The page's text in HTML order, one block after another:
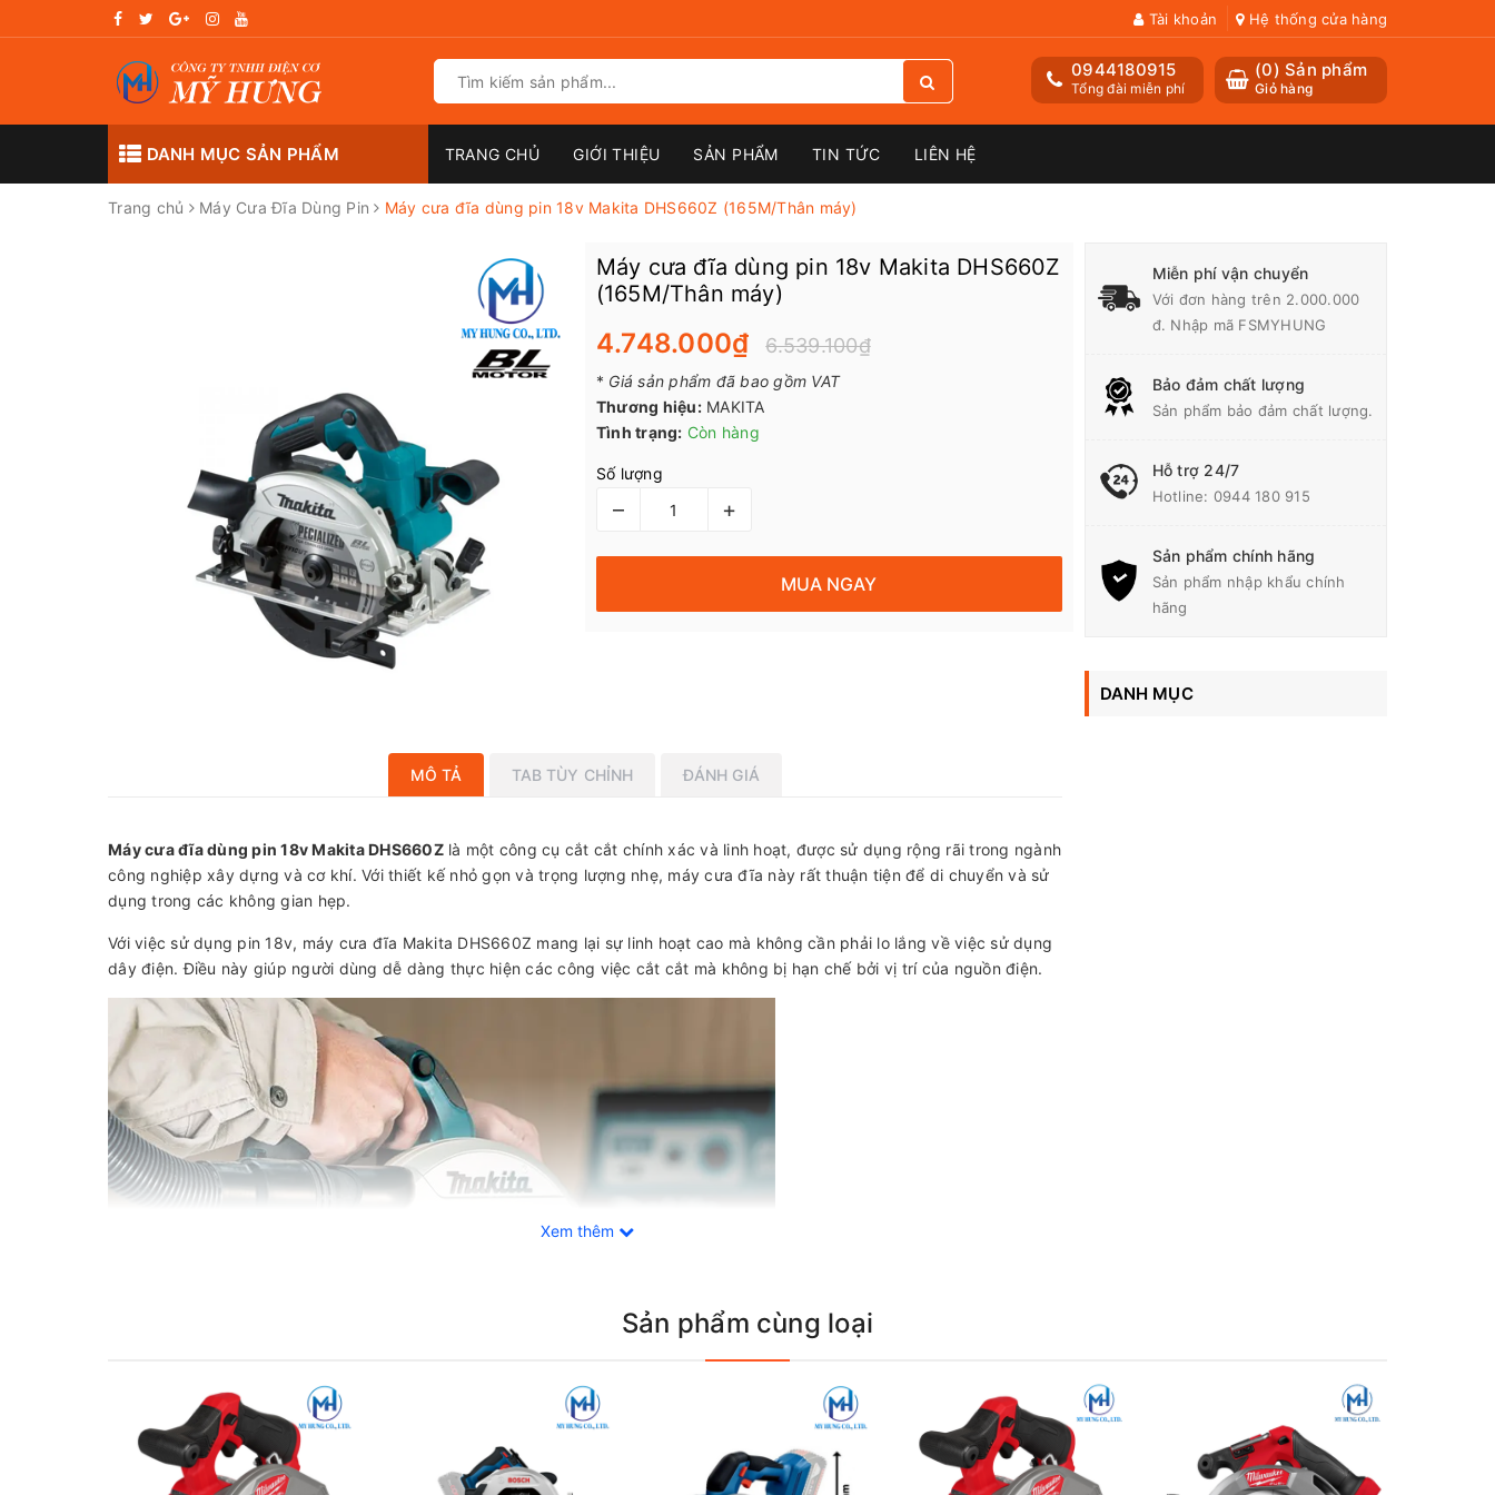
Tài khoản Hệ thống cửa hàng
(0) Sản phẩm
Giỏ hàng
0944180915
Tổng đài miễn phí
DANH MỤC SẢN PHẨM TRANG CHỦ GIỚI THIỆU SẢN PHẨM TIN TỨC LIÊN HỆ
Trang chủ Máy Cưa Đĩa Dùng Pin Máy cưa đĩa dùng pin 18v Makita DHS660Z (165M/Thân máy)
Máy cưa đĩa dùng pin 18v Makita DHS660Z
(165M/Thân máy)
4.748.000₫ 6.539.100₫
* Giá sản phẩm đã bao gồm VAT
Thương hiệu: MAKITA
Tình trạng: Còn hàng
Số lượng
– +
MUA NGAY
MÔ TẢ TAB TÙY CHỈNH ĐÁNH GIÁ
Máy cưa đĩa dùng pin 18v Makita DHS660Zlà một công cụ cắt cắt chính xác và linh hoạt, được sử dụng rộng rãi trong ngành
công nghiệp xây dựng và cơ khí. Với thiết kế nhỏ gọn và trọng lượng nhẹ, máy cưa đĩa này rất thuận tiện để di chuyển và sử
dụng trong các không gian hẹp.
Với việc sử dụng pin 18v, máy cưa đĩa Makita DHS660Z mang lại sự linh hoạt cao mà không cần phải lo lắng về việc sử dụng
dây điện. Điều này giúp người dùng dễ dàng thực hiện các công việc cắt cắt mà không bị hạn chế bởi vị trí của nguồn điện.
Đường kính lưỡi cưa 165mm của máy cưa đĩa này cho phép người dùng thực hiện các cắt cắt chính xác trên nhiều loại vật
Xem thêm
Miễn phí vận chuyển
Với đơn hàng trên 2.000.000
đ. Nhập mã FSMYHUNG
Bảo đảm chất lượng
Sản phẩm bảo đảm chất lượng.
Hỗ trợ 24/7
Hotline: 0944 180 915
Sản phẩm chính hãng
Sản phẩm nhập khẩu chính
hãng
DANH MỤC
Sản phẩm cùng loại